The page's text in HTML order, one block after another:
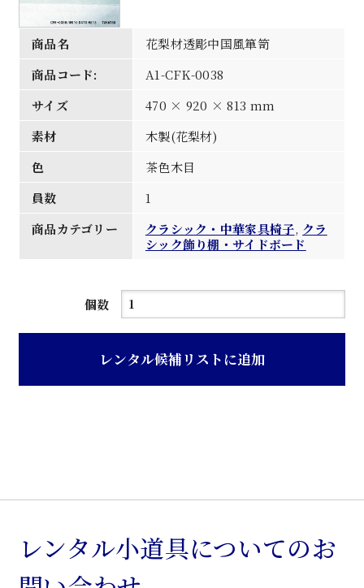
商品名
花梨材透彫中国風箪笥
商品コード:
A1-CFK-0038
サイズ
470 × 920 × 813 mm
素材
木製(花梨材)
色
茶色木目
員数
1
商品カテゴリー
クラシック・中華家具椅子, クラ
シック飾り棚・サイドボード
個数
花
透
個
レンタル候補リストに追加
レンタル小道具についてのお